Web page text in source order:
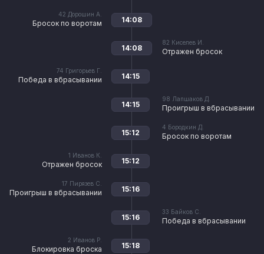
42 Дорошин А.
Бросок по воротам 14:08
82 Киселев И.
Отражен бросок
14:08
74 Григорьев Г.
Победа в вбрасывании 14:15
98 Лапшаков Д.
Проигрыш в вбрасывании
14:15
4 Бородкин Д.
Бросок по воротам
15:12
1 Иванов К.
Отражен бросок 15:12
17 Пирязев С.
Проигрыш в вбрасывании 15:16
33 Байков С.
Победа в вбрасывании
15:16
2 Иванов Р.
Блокировка броска 15:18